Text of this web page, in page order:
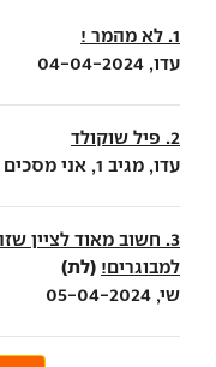
1. לא מהמר !
עדו, 04-04-2024
2. פיל שוקולד
עדו, מגיב 1, אני מסכים איתך, ובנוסף, 04-04-2024
3. חשוב מאוד לציין
למבוגרים! (לת)
שי, 05-04-2024